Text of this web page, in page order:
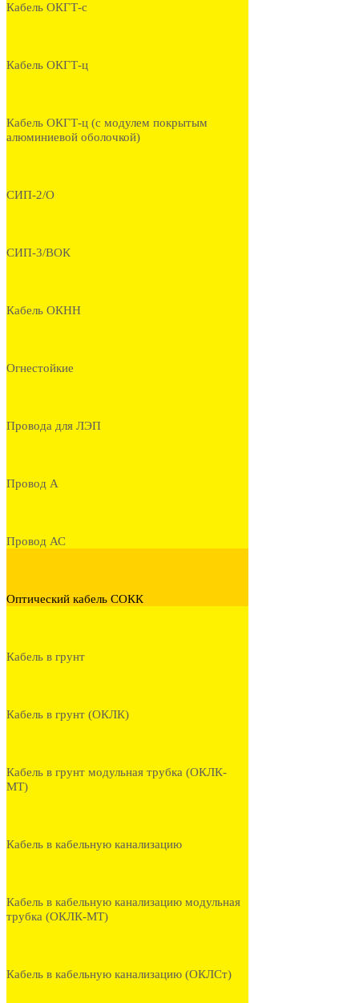
Кабель ОКГТ-с
Кабель ОКГТ-ц
Кабель ОКГТ-ц (с модулем покрытым
алюминиевой оболочкой)
СИП-2/О
СИП-3/ВОК
Кабель ОКНН
Огнестойкие
Провода для ЛЭП
Провод А
Провод АС
Оптический кабель СОКК
Кабель в грунт
Кабель в грунт (ОКЛК)
Кабель в грунт модульная трубка (ОКЛК-
МТ)
Кабель в кабельную канализацию
Кабель в кабельную канализацию модульная
трубка (ОКЛК-МТ)
Кабель в кабельную канализацию (ОКЛСт)